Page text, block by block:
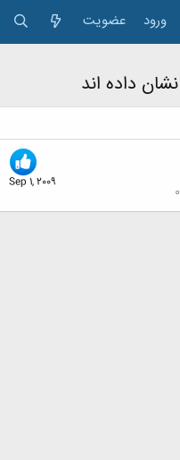
ورود عضویت
Sep 1, 2009 0